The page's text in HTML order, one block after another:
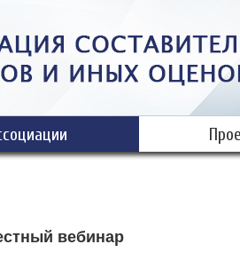
вебинар